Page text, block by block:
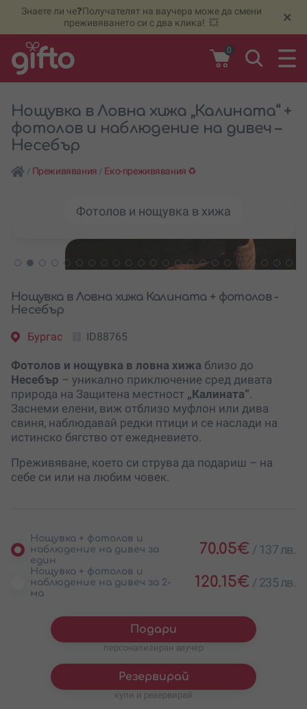
Знаете ли че❓Получателят на ваучера може да смени
преживяването си с два клика! 💥
×
0
Нощувка в Ловна хижа „Калината“ +
фотолов и наблюдение на дивеч –
Несебър
/ Преживявания / Еко-преживявания ♻️
Фотолов и нощувка в хижа
Нощувка в Ловна хижа Калината + фотолов -
Несебър
Бургас ID88765
Фотолов и нощувка в ловна хижа близо до
Несебър – уникално приключение сред дивата
природа на Защитена местност „Калината“.
Заснеми елени, виж отблизо муфлон или дива
свиня, наблюдавай редки птици и се наслади на
истинско бягство от ежедневието.
Преживяване, което си струва да подариш – на
себе си или на любим човек.
Нощувка + фотолов и
наблюдение на дивеч за
един
70.05€ / 137 лв.
Нощувка + фотолов и
наблюдение на дивеч за 2-
ма
120.15€ / 235 лв.
Подари
персонализиран ваучер
Резервирай
купи и резервирай